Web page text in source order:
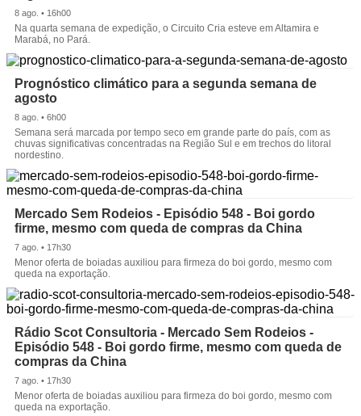
8 ago. • 16h00
Na quarta semana de expedição, o Circuito Cria esteve em Altamira e
Marabá, no Pará.
Prognóstico climático para a segunda semana de
agosto
8 ago. • 6h00
Semana será marcada por tempo seco em grande parte do país, com as
chuvas significativas concentradas na Região Sul e em trechos do litoral
nordestino.
Mercado Sem Rodeios - Episódio 548 - Boi gordo
firme, mesmo com queda de compras da China
7 ago. • 17h30
Menor oferta de boiadas auxiliou para firmeza do boi gordo, mesmo com
queda na exportação.
Rádio Scot Consultoria - Mercado Sem Rodeios -
Episódio 548 - Boi gordo firme, mesmo com queda de
compras da China
7 ago. • 17h30
Menor oferta de boiadas auxiliou para firmeza do boi gordo, mesmo com
queda na exportação.